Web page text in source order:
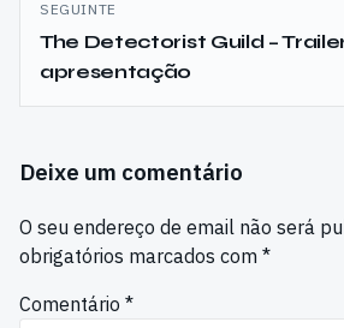
SEGUINTE
The Detectorist Guild –
apresentação
Deixe um comentário
O seu endereço de email não será
obrigatórios marcados com *
Comentário *